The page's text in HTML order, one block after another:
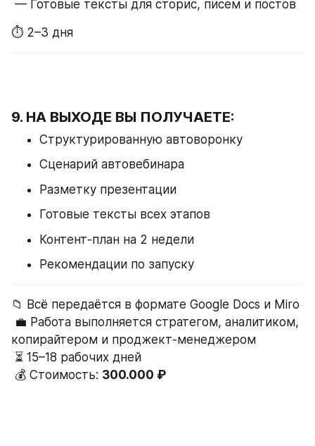
— Готовые тексты для сторис, писем и постов
⏱ 2–3 дня
9. НА ВЫХОДЕ ВЫ ПОЛУЧАЕТЕ:
Структурированную автоворонку
Сценарий автовебинара
Разметку презентации
Готовые тексты всех этапов
Контент-план на 2 недели
Рекомендации по запуску
📁 Всё передаётся в формате Google Docs и Miro
копирайтером и проджект-менеджером
⏳ 15–18 рабочих дней
💰 Стоимость: 300.000 ₽